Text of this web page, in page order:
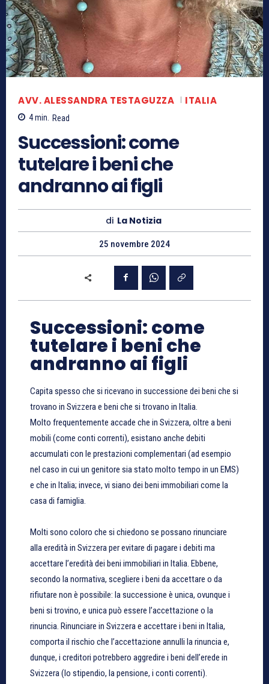
AVV. ALESSANDRA TESTAGUZZA ITALIA
4min. Read
Successioni: come
tutelare i beni che
andranno ai figli
di La Notizia
25 novembre 2024
Successioni: come
tutelare i beni che
andranno ai figli
Capita spesso che si ricevano in successione dei beni che si
trovano in Svizzera e beni che si trovano in Italia.
Molto frequentemente accade che in Svizzera, oltre a beni
mobili (come conti correnti), esistano anche debiti
accumulati con le prestazioni complementari (ad esempio
nel caso in cui un genitore sia stato molto tempo in un EMS)
e che in Italia; invece, vi siano dei beni immobiliari come la
casa di famiglia.
Molti sono coloro che si chiedono se possano rinunciare
alla eredità in Svizzera per evitare di pagare i debiti ma
accettare l’eredità dei beni immobiliari in Italia. Ebbene,
secondo la normativa, scegliere i beni da accettare o da
rifiutare non è possibile: la successione è unica, ovunque i
beni si trovino, e unica può essere l’accettazione o la
rinuncia. Rinunciare in Svizzera e accettare i beni in Italia,
comporta il rischio che l’accettazione annulli la rinuncia e,
dunque, i creditori potrebbero aggredire i beni dell’erede in
Svizzera (lo stipendio, la pensione, i conti correnti).